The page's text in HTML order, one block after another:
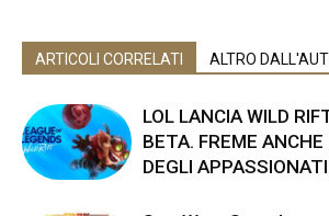
ARTICOLI CORRELATI ALTRO
LOL LANCIA WILD
BETA. FREME
DEGLI